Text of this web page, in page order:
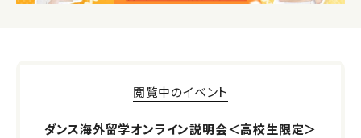
閲覧中のイベント
ダンス海外留学オンライン説明会＜高校生限定＞